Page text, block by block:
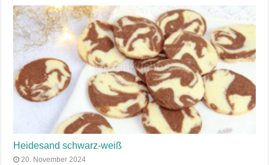
Heidesand schwarz-weiß
20. November 2024